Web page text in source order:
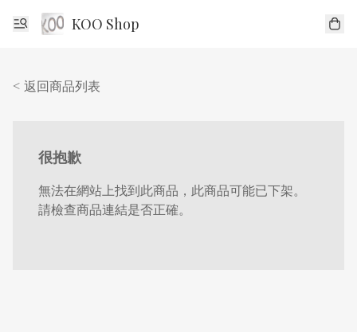
KOO Shop
< 返回商品列表
很抱歉
無法在網站上找到此商品，此商品可能已下架。
請檢查商品連結是否正確。